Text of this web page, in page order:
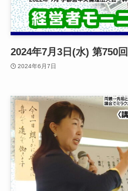
2024年7月3日(水) 第750
2024年6月7日